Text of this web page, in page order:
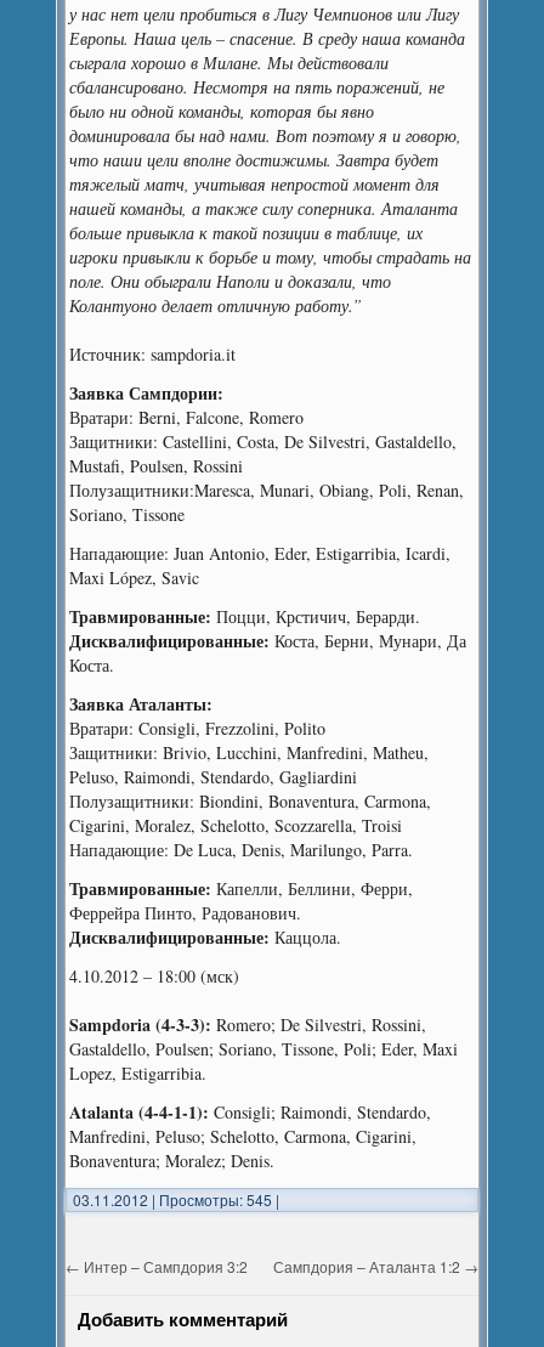
у нас нет цели пробиться в Лигу Чемпионов или Лигу
Европы. Наша цель – спасение. В среду наша команда
сыграла хорошо в Милане. Мы действовали
сбалансировано. Несмотря на пять поражений, не
было ни одной команды, которая бы явно
доминировала бы над нами. Вот поэтому я и говорю,
что наши цели вполне достижимы. Завтра будет
тяжелый матч, учитывая непростой момент для
нашей команды, а также силу соперника. Аталанта
больше привыкла к такой позиции в таблице, их
игроки привыкли к борьбе и тому, чтобы страдать на
поле. Они обыграли Наполи и доказали, что
Колантуоно делает отличную работу.”
Источник: sampdoria.it
Заявка Сампдории:
Вратари: Berni, Falcone, Romero
Защитники: Castellini, Costa, De Silvestri, Gastaldello,
Mustafi, Poulsen, Rossini
Полузащитники:Maresca, Munari, Obiang, Poli, Renan,
Soriano, Tissone
Нападающие: Juan Antonio, Eder, Estigarribia, Icardi,
Maxi López, Savic
Травмированные: Поцци, Крстичич, Берарди.
Дисквалифицированные: Коста, Берни, Мунари, Да
Коста.
Заявка Аталанты:
Вратари: Consigli, Frezzolini, Polito
Защитники: Brivio, Lucchini, Manfredini, Matheu,
Peluso, Raimondi, Stendardo, Gagliardini
Полузащитники: Biondini, Bonaventura, Carmona,
Cigarini, Moralez, Schelotto, Scozzarella, Troisi
Нападающие: De Luca, Denis, Marilungo, Parra.
Травмированные: Капелли, Беллини, Ферри,
Феррейра Пинто, Радованович.
Дисквалифицированные: Каццола.
4.10.2012 – 18:00 (мск)
Sampdoria (4-3-3): Romero; De Silvestri, Rossini,
Gastaldello, Poulsen; Soriano, Tissone, Poli; Eder, Maxi
Lopez, Estigarribia.
Atalanta (4-4-1-1): Consigli; Raimondi, Stendardo,
Manfredini, Peluso; Schelotto, Carmona, Cigarini,
Bonaventura; Moralez; Denis.
03.11.2012 | Просмотры: 545 |
← Интер – Сампдория 3:2 Сампдория – Аталанта 1:2 →
Добавить комментарий